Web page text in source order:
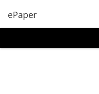
ePaper